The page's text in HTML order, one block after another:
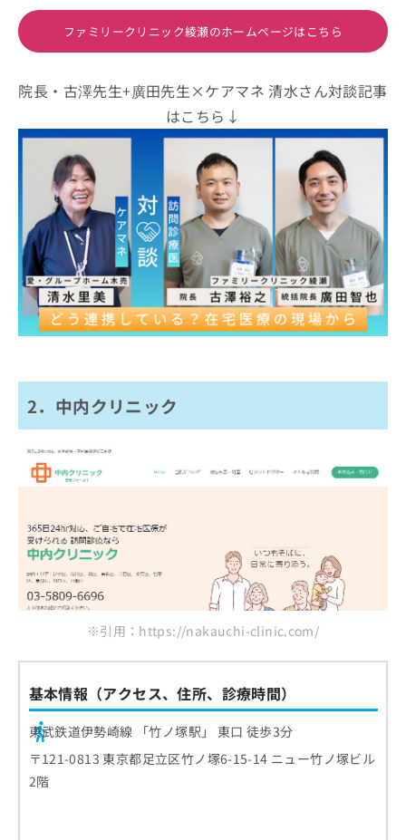
ファミリークリニック綾瀬のホームページはこちら
院長・古澤先生+廣田先生×ケアマネ 清水さん対談記事
はこちら↓
2．中内クリニック
※引用：https://nakauchi-clinic.com/
基本情報（アクセス、住所、診療時間）
東武鉄道伊勢崎線 「竹ノ塚駅」 東口 徒歩3分
〒121-0813 東京都足立区竹ノ塚6-15-14 ニュー竹ノ塚ビル
2階